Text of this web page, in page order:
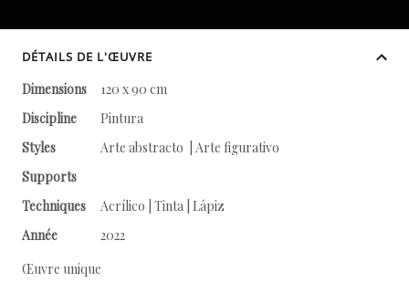
DÉTAILS DE L'ŒUVRE
Dimensions
120 x 90 cm
Discipline
Pintura
Styles
Arte abstracto | Arte figurativo
Supports
Techniques
Acrílico | Tinta | Lápiz
Année
2022
Œuvre unique